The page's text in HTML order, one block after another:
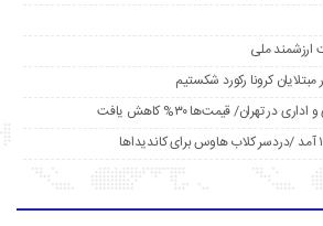
ملی
مبتلایان کرونا رکورد شکستیم
تهران/ قیمت‌ها ۳۰% کاهش یافت